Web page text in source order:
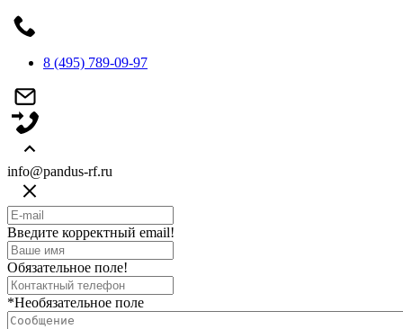
8 (495) 789-09-97
info@pandus-rf.ru
Введите корректный email!
Обязательное поле!
*Необязательное поле